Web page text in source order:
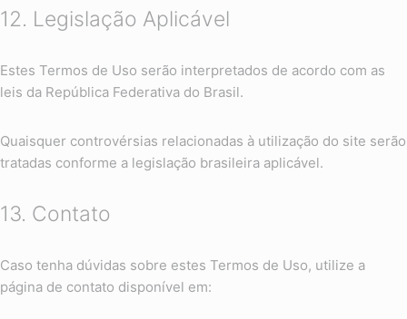
12. Legislação Aplicável
Estes Termos de Uso serão interpretados de acordo com as
leis da República Federativa do Brasil.
Quaisquer controvérsias relacionadas à utilização do site serão
tratadas conforme a legislação brasileira aplicável.
13. Contato
Caso tenha dúvidas sobre estes Termos de Uso, utilize a
página de contato disponível em: